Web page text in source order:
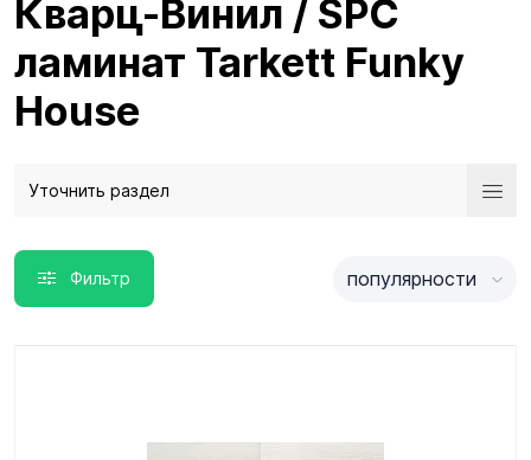
Кварц-Винил / SPC
ламинат Tarkett Funky
House
Уточнить раздел
Фильтр популярности